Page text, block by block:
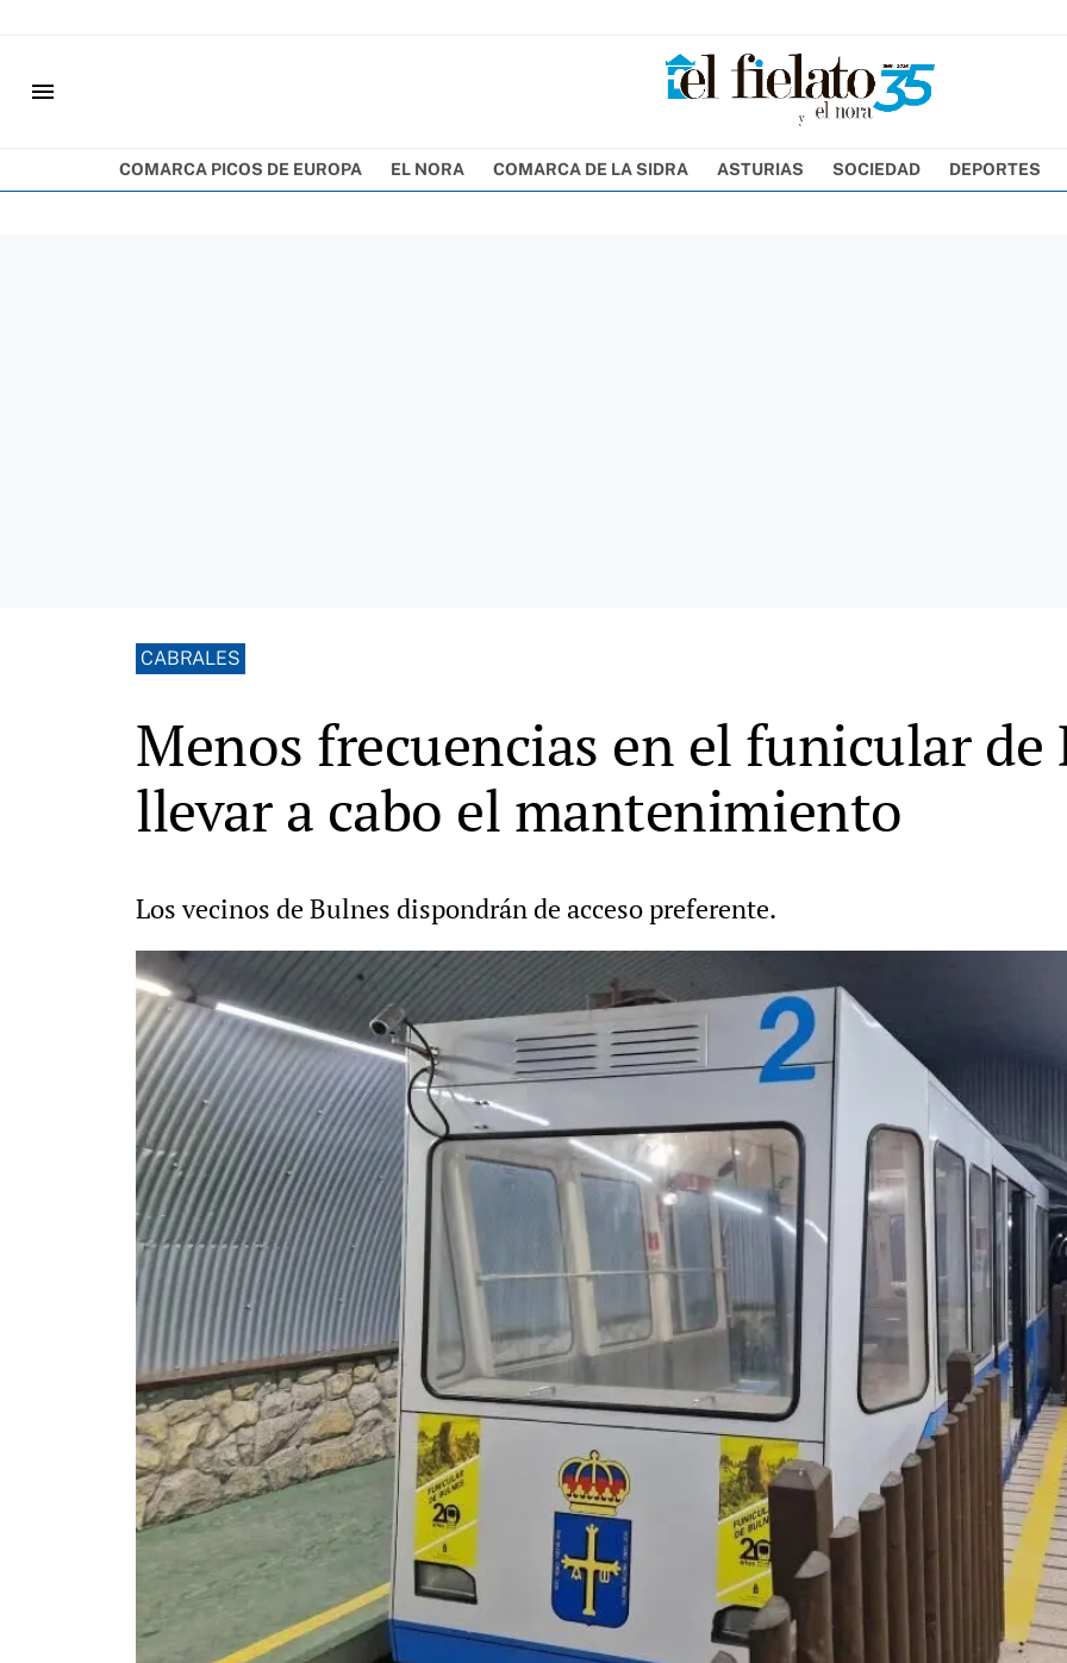
menu
COMARCA PICOS DE EUROPA EL NORA COMARCA DE LA SIDRA ASTURIAS SOCIEDAD DEPORTES
CABRALES
Menos frecuencias en el funicular de
llevar a cabo el mantenimiento
Los vecinos de Bulnes dispondrán de acceso preferente.